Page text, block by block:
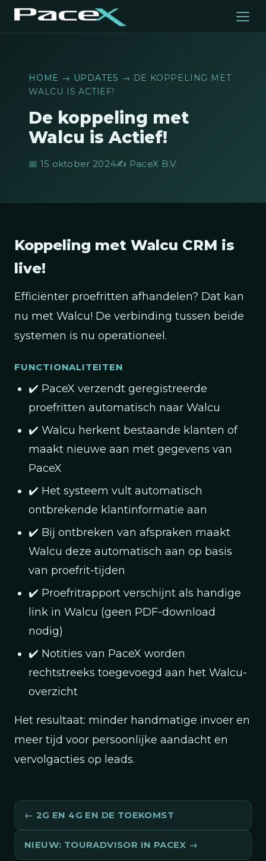
HOME → UPDATES → DE KOPPELING MET
WALCU IS ACTIEF!
De koppeling met
Walcu is Actief!
📅 15 oktober 2024✍️ PaceX B.V.
Koppeling met Walcu CRM is
live!
Efficiënter proefritten afhandelen? Dat kan
nu met Walcu! De verbinding tussen beide
systemen is nu operationeel.
FUNCTIONALITEITEN
✔️ PaceX verzendt geregistreerde
proefritten automatisch naar Walcu
✔️ Walcu herkent bestaande klanten of
maakt nieuwe aan met gegevens van
PaceX
✔️ Het systeem vult automatisch
ontbrekende klantinformatie aan
✔️ Bij ontbreken van afspraken maakt
Walcu deze automatisch aan op basis
van proefrit-tijden
✔️ Proefritrapport verschijnt als handige
link in Walcu (geen PDF-download
nodig)
✔️ Notities van PaceX worden
rechtstreeks toegevoegd aan het Walcu-
overzicht
Het resultaat: minder handmatige invoer en
meer tijd voor persoonlijke aandacht en
vervolgacties op leads.
2G EN 4G EN DE TOEKOMST
NIEUW: TOURADVISOR IN PACEX